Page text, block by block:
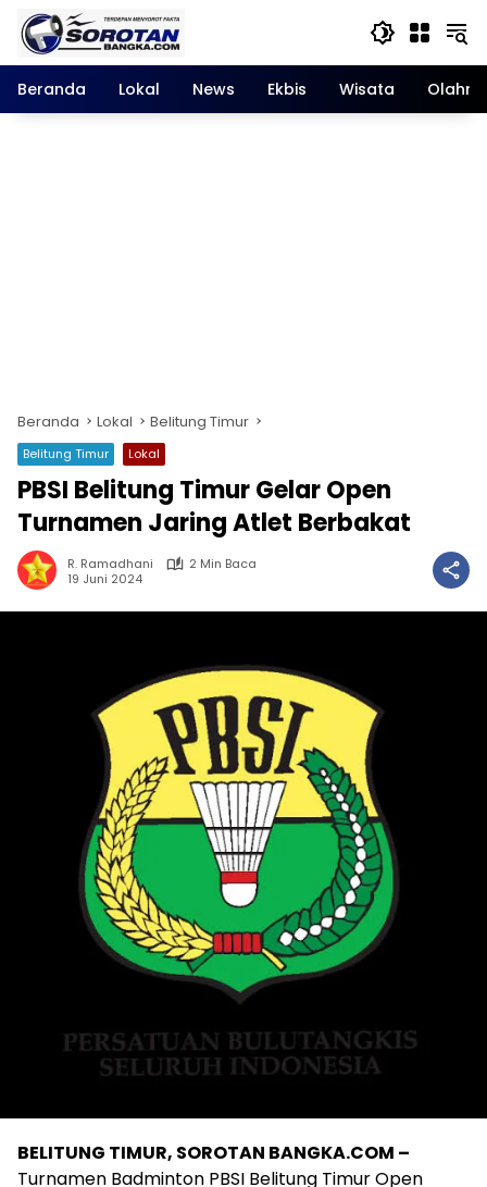
Langsung
konten
Beranda
Lokal News Ekbis Wisata
Beranda Lokal Belitung Timur
Belitung Timur Lokal
PBSI Belitung Timur Gelar Open
Turnamen Jaring Atlet Berbakat
R. Ramadhani
2 Min Baca
19 Juni 2024
BELITUNG TIMUR, SOROTAN BANGKA.COM –
Turnamen Badminton PBSI Belitung Timur Open